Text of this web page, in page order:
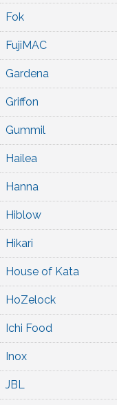
Fok
FujiMAC
Gardena
Griffon
Gummil
Hailea
Hanna
Hiblow
Hikari
House of Kata
HoZelock
Ichi Food
Inox
JBL